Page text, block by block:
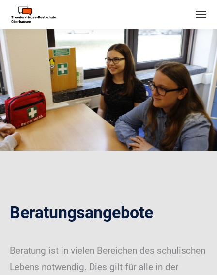
Beratungsangebote
Beratung ist in vielen Bereichen des schulischen
Lebens notwendig. Dies gilt für alle in der